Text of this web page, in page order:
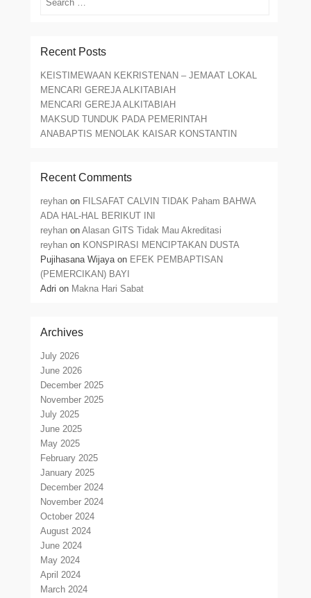
Recent Posts
KEISTIMEWAAN KEKRISTENAN – JEMAAT LOKAL
MENCARI GEREJA ALKITABIAH
MENCARI GEREJA ALKITABIAH
MAKSUD TUNDUK PADA PEMERINTAH
ANABAPTIS MENOLAK KAISAR KONSTANTIN
Recent Comments
reyhan on FILSAFAT CALVIN TIDAK Paham BAHWA
ADA HAL-HAL BERIKUT INI
reyhan onAlasan GITS Tidak Mau Akreditasi
reyhan on KONSPIRASI MENCIPTAKAN DUSTA
Pujihasana Wijayaon EFEK PEMBAPTISAN
(PEMERCIKAN) BAYI
Adri on Makna Hari Sabat
Archives
July 2026
June 2026
December 2025
November 2025
July 2025
June 2025
May 2025
February 2025
January 2025
December 2024
November 2024
October 2024
August 2024
June 2024
May 2024
April 2024
March 2024